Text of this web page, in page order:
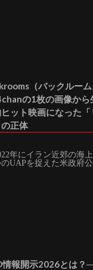
（バックルー
の1枚の画像から
ット映画になった
正体
情報開示2026とは？